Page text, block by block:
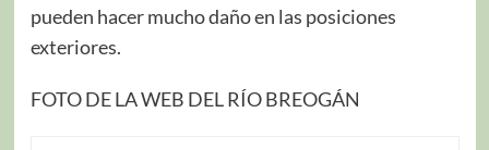
pueden hacer mucho daño en las posiciones
exteriores.
FOTO DE LA WEB DEL RÍO BREOGÁN